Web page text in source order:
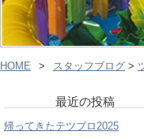
HOME スタッフブログ >
最近の投稿
帰ってきたテツブロ2025